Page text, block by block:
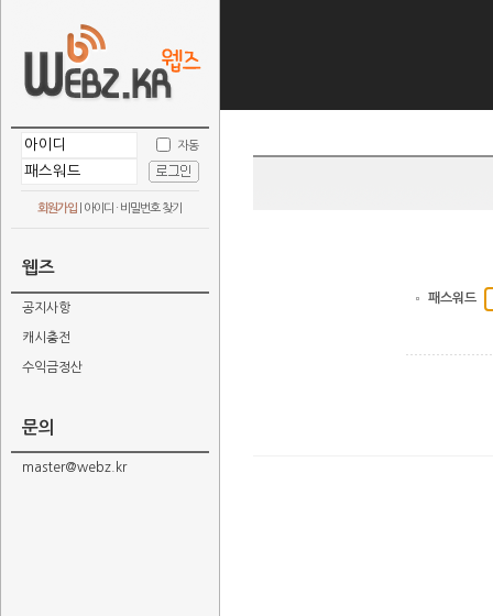
자동
회원가입 아이디 · 비밀번호 찾기
웹즈
공지사항
캐시충전
수익금정산
문의
master@webz.kr
패스워드